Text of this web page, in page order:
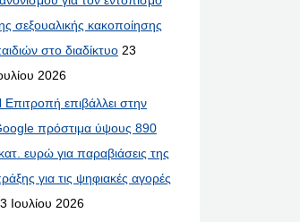
σεξουαλικής κακοποίησης
στο διαδίκτυο 23
2026
Επιτροπή επιβάλλει στην
πρόστιμα ύψους 890
ευρώ για παραβιάσεις της
για τις ψηφιακές αγορές
Ιουλίου 2026